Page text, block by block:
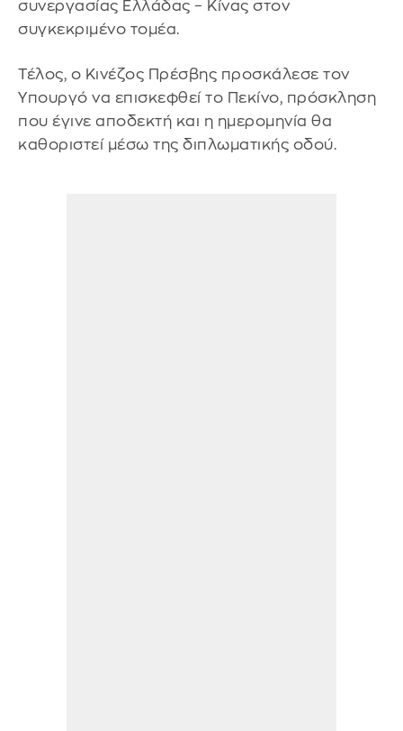
συνεργασίας Ελλάδας – Κίνας στον
συγκεκριμένο τομέα.
Τέλος, ο Κινέζος Πρέσβης προσκάλεσε τον
Υπουργό να επισκεφθεί το Πεκίνο, πρόσκληση
που έγινε αποδεκτή και η ημερομηνία θα
καθοριστεί μέσω της διπλωματικής οδού.